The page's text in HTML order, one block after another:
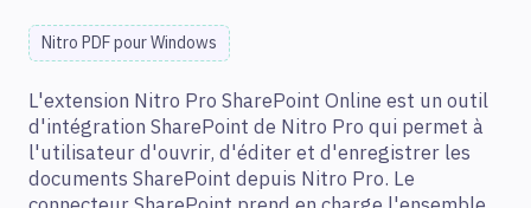
Nitro PDF pour Windows
L'extension Nitro Pro SharePoint Online est un outil
d'intégration SharePoint de Nitro Pro qui permet à
l'utilisateur d'ouvrir, d'éditer et d'enregistrer les
documents SharePoint depuis Nitro Pro. Le